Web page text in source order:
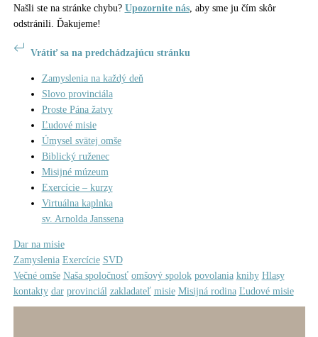
Našli ste na stránke chybu? Upozornite nás, aby sme ju čím skôr
odstránili. Ďakujeme!
Vrátiť sa na predchádzajúcu stránku
Zamyslenia na každý deň
Slovo provinciála
Proste Pána žatvy
Ľudové misie
Úmysel svätej omše
Biblický ruženec
Misijné múzeum
Exercície – kurzy
Virtuálna kaplnka
sv. Arnolda Janssena
Dar na misie
Zamyslenia Exercície SVD
Večné omše Naša spoločnosť omšový spolok povolania knihy Hlasy
kontakty dar provinciál zakladateľ misie Misijná rodina Ľudové misie